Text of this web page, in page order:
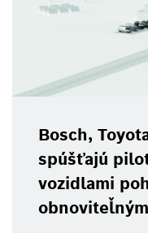
Bosch,
spúšťajú
vozidlami